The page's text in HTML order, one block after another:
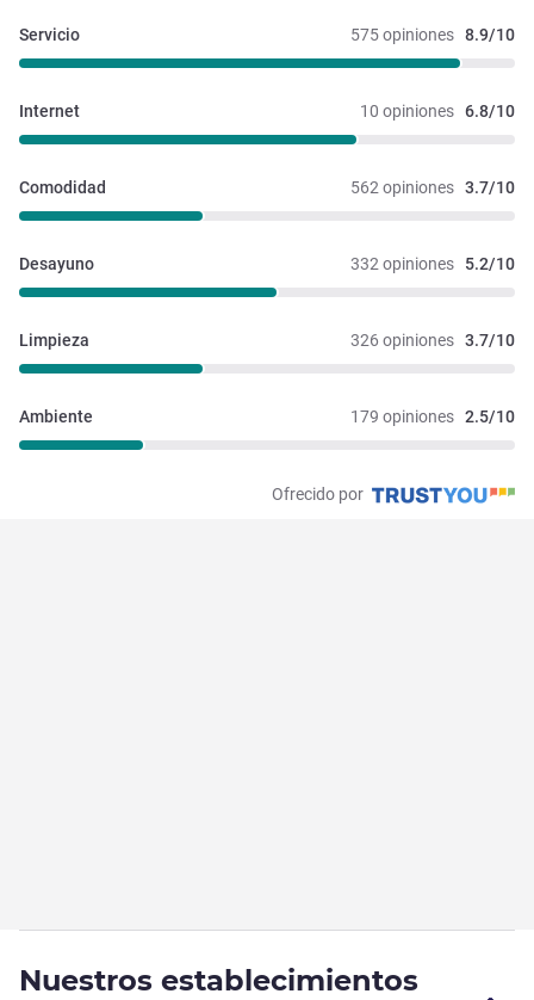
575 opiniones 8.9/10
Servicio
10 opiniones 6.8/10
Internet
562 opiniones 3.7/10
Comodidad
332 opiniones 5.2/10
Desayuno
326 opiniones 3.7/10
Limpieza
179 opiniones 2.5/10
Ambiente
Ofrecido por
Nuestros establecimientos